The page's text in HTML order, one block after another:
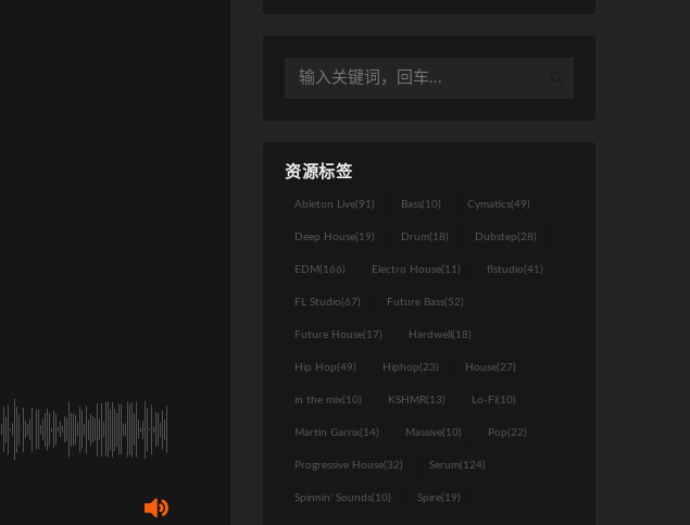
资源标签
Ableton Live(91) Bass(10) Cymatics(49)
Deep House(19) Drum(18) Dubstep(28)
EDM(166) Electro House(11) flstudio(41)
FL Studio(67) Future Bass(52)
Future House(17) Hardwell (18)
Hip Hop(49) Hiphop(23) House(27)
in the mix(10) KSHMR(13) Lo-Fi(10)
Martin Garrix(14) Massive(10) Pop(22)
Progressive House(32) Serum(124)
Spinnin' Sounds(10) Spire(19)